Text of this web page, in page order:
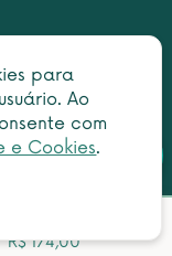
R$ 174,00
para
Ao
com
e Cookies.
0001-31. All
utilização